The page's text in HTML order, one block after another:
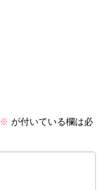
※ が付いている欄は必